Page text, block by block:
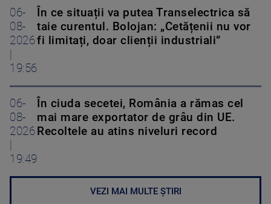
06-
08-
2026
19:56
În ce situații va putea Transelectrica să
taie curentul. Bolojan: „Cetățenii nu vor
fi limitați, doar clienții industriali”
06-
08-
2026
19:49
În ciuda secetei, România a rămas cel
mai mare exportator de grâu din UE.
Recoltele au atins niveluri record
VEZI MAI MULTE ȘTIRI